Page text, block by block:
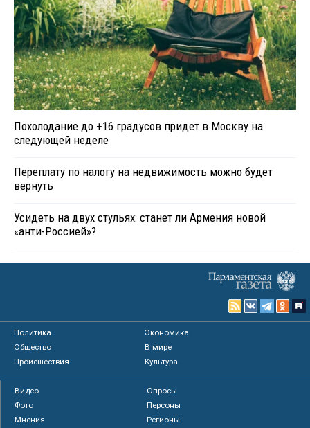
Похолодание до +16 градусов придет в Москву на
следующей неделе
Переплату по налогу на недвижимость можно будет
вернуть
Усидеть на двух стульях: станет ли Армения новой
«анти-Россией»?
Политика
Экономика
Общество
В мире
Происшествия
Культура
Видео
Опросы
Фото
Персоны
Мнения
Регионы